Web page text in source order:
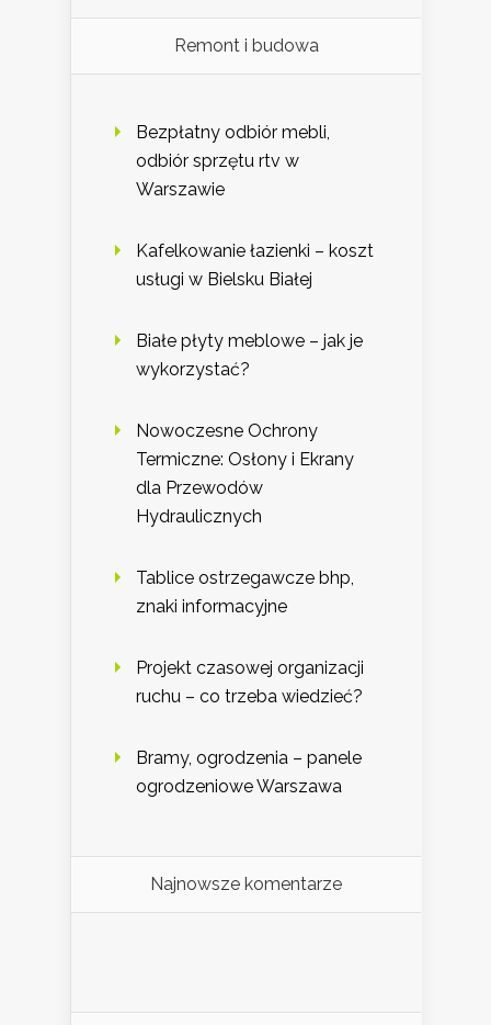
Remont i budowa
Bezpłatny odbiór mebli,
odbiór sprzętu rtv w
Warszawie
Kafelkowanie łazienki – koszt
usługi w Bielsku Białej
Białe płyty meblowe – jak je
wykorzystać?
Nowoczesne Ochrony
Termiczne: Osłony i Ekrany
dla Przewodów
Hydraulicznych
Tablice ostrzegawcze bhp,
znaki informacyjne
Projekt czasowej organizacji
ruchu – co trzeba wiedzieć?
Bramy, ogrodzenia – panele
ogrodzeniowe Warszawa
Najnowsze komentarze